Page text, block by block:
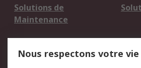
Solutions de
Maintenance
Nous respectons votre vie